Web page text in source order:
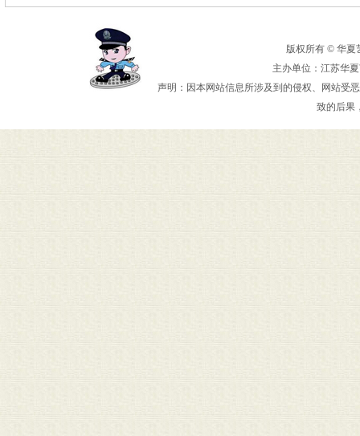
版权所有 © 华夏
主办单位：江苏华
声明：因本网站信息所涉及到的侵权、网站受
致的后果